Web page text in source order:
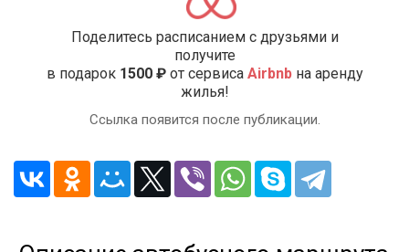
Поделитесь расписанием с друзьями и
получите
в подарок 1500 ₽от сервиса Airbnbна аренду
жилья!
Ссылка появится после публикации.